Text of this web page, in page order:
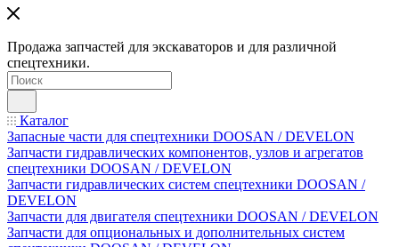
Продажа запчастей для экскаваторов и для различной
спецтехники.
Каталог
Запасные части для спецтехники DOOSAN / DEVELON
Запчасти гидравлических компонентов, узлов и агрегатов
спецтехники DOOSAN / DEVELON
Запчасти гидравлических систем спецтехники DOOSAN /
DEVELON
Запчасти для двигателя спецтехники DOOSAN / DEVELON
Запчасти для опциональных и дополнительных систем